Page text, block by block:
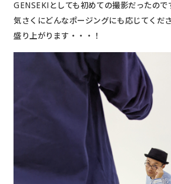
GENSEKIとしても初めての撮影だったの
気さくにどんなポージングにも応じてくだ
盛り上がります・・・！